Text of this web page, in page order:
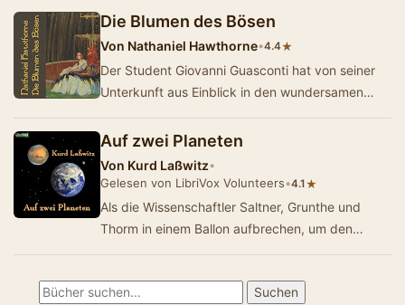
Die Blumen des Bösen
Von Nathaniel Hawthorne•4.4★
Der Student Giovanni Guasconti hat von seiner
Unterkunft aus Einblick in den wundersamen
Rappac…
Auf zwei Planeten
Von Kurd Laßwitz•
Gelesen von LibriVox Volunteers•4.1 ★
Als die Wissenschaftler Saltner, Grunthe und
Thorm in einem Ballon aufbrechen, um den